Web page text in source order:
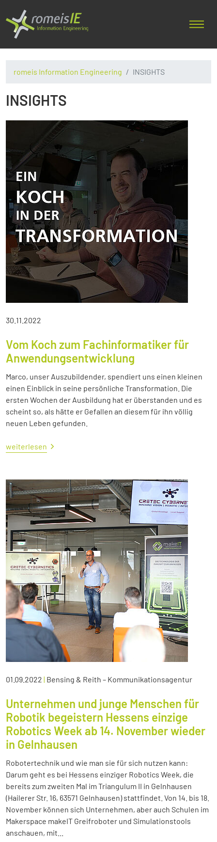
romeis Information Engineering INSIGHTS
INSIGHTS
30.11.2022
Vom Koch zum Fachinformatiker für
Anwendungsentwicklung
Marco, unser Auszubildender, spendiert uns einen kleinen
einen Einblick in seine persönliche Transformation. Die
ersten Wochen der Ausbildung hat er überstanden und es
scheint so, als hätte er Gefallen an diesem für ihn völlig
neuen Leben gefunden.
weiterlesen
01.09.2022 | Bensing & Reith – Kommunikationsagentur
Unternehmen und junge Menschen für
Robotik begeistern Hessens einzige
Robotics Week ab 14. November wieder
in Gelnhausen
Robotertechnik und wie man sie für sich nutzen kann:
Darum geht es bei Hessens einziger Robotics Week, die
bereits zum zweiten Mal im Triangulum II in Gelnhausen
(Hailerer Str. 16, 63571 Gelnhausen) stattfindet. Von 14. bis 18.
November können sich Unternehmen, aber auch Schulen im
Makerspace makeIT Greifroboter und Simulationstools
anschauen, mit...